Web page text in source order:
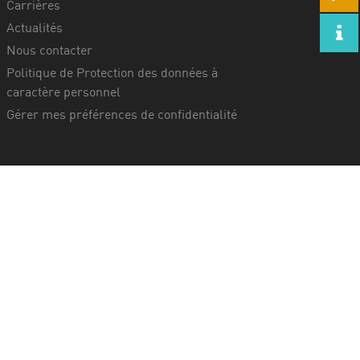
Carrières
Actualités
Nous contacter
Politique de Protection des données à
caractère personnel
Gérer mes préférences de confidentialité